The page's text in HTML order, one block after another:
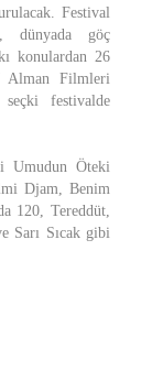
Festival
dünyada göç
konulardan 26
Alman Filmleri
festivalde
Umudun Öteki
Djam, Benim
120, Tereddüt,
Sarı Sıcak gibi